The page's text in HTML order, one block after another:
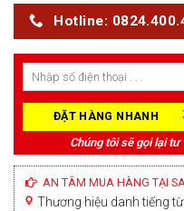
Hotline:
Chúng tôi sẽ gọi lại
AN TÂM MUA HÀNG TẠI
Thương hiệu danh tiếng